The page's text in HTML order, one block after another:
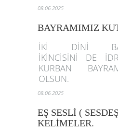
08.06.2025
BAYRAMIMIZ
İKİ DİNİ
İKİNCİSİNİ DE
KURBAN
OLSUN.
08.06.2025
EŞ SESLİ (
KELİMELER.